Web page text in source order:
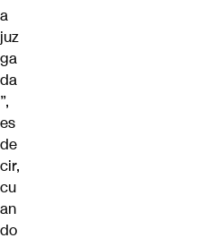
a
juz
ga
da
”,
es
de
cir,
cu
an
do